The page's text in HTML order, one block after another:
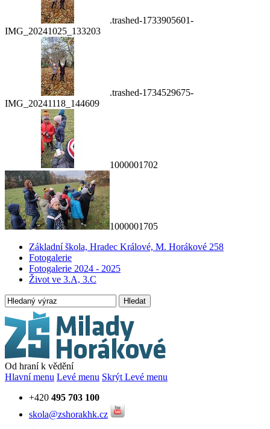
.trashed-1733905601-
IMG_20241025_133203
.trashed-1734529675-
IMG_20241118_144609
1000001702
1000001705
Základní škola, Hradec Králové, M. Horákové 258
Fotogalerie
Fotogalerie 2024 - 2025
Život ve 3.A, 3.C
Hledat
Od hraní k vědění
Hlavní menu Levé menu Skrýt Levé menu
+420 495 703 100
skola@zshorakhk.cz